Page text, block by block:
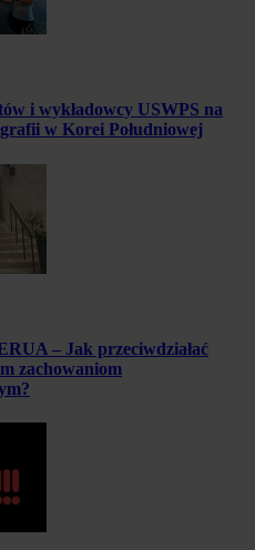
i wykładowcy USWPS na
w Korei Południowej
– Jak przeciwdziałać
zachowaniom